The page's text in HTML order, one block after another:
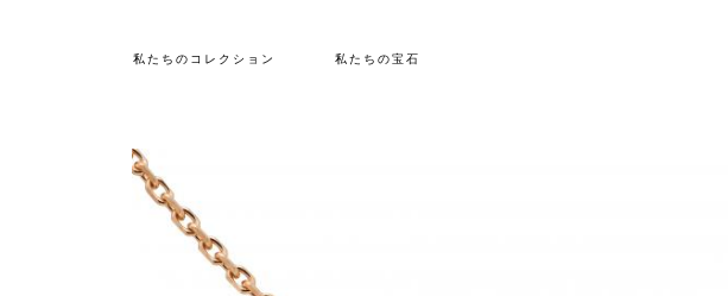
私たちのコレクション 私たちの宝石